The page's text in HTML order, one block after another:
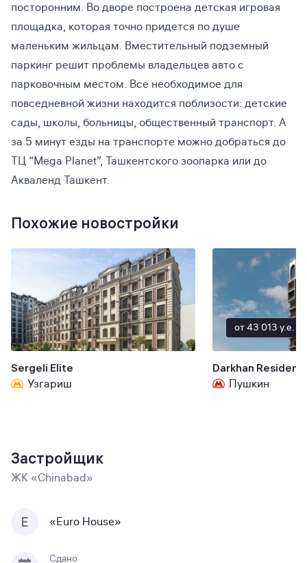
посторонним. Во дворе построена детская игровая
площадка, которая точно придется по душе
маленьким жильцам. Вместительный подземный
паркинг решит проблемы владельцев авто с
парковочным местом. Все необходимое для
повседневной жизни находится поблизости: детские
сады, школы, больницы, общественный транспорт. А
за 5 минут езды на транспорте можно добраться до
ТЦ “Mega Planet”, Ташкентского зоопарка или до
Акваленд Ташкент.
Похожие новостройки
Sergeli Elite
Узгариш
от 43 013 y.e.
Darkhan
Пушкин
Застройщик
ЖК «Chinabad»
E «Euro House»
Сдано